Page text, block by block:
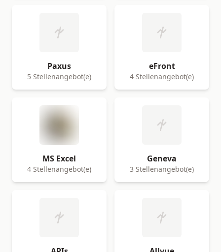
Paxus
5 Stellenangebot(e)
eFront
4 Stellenangebot(e)
MS Excel
4 Stellenangebot(e)
Geneva
3 Stellenangebot(e)